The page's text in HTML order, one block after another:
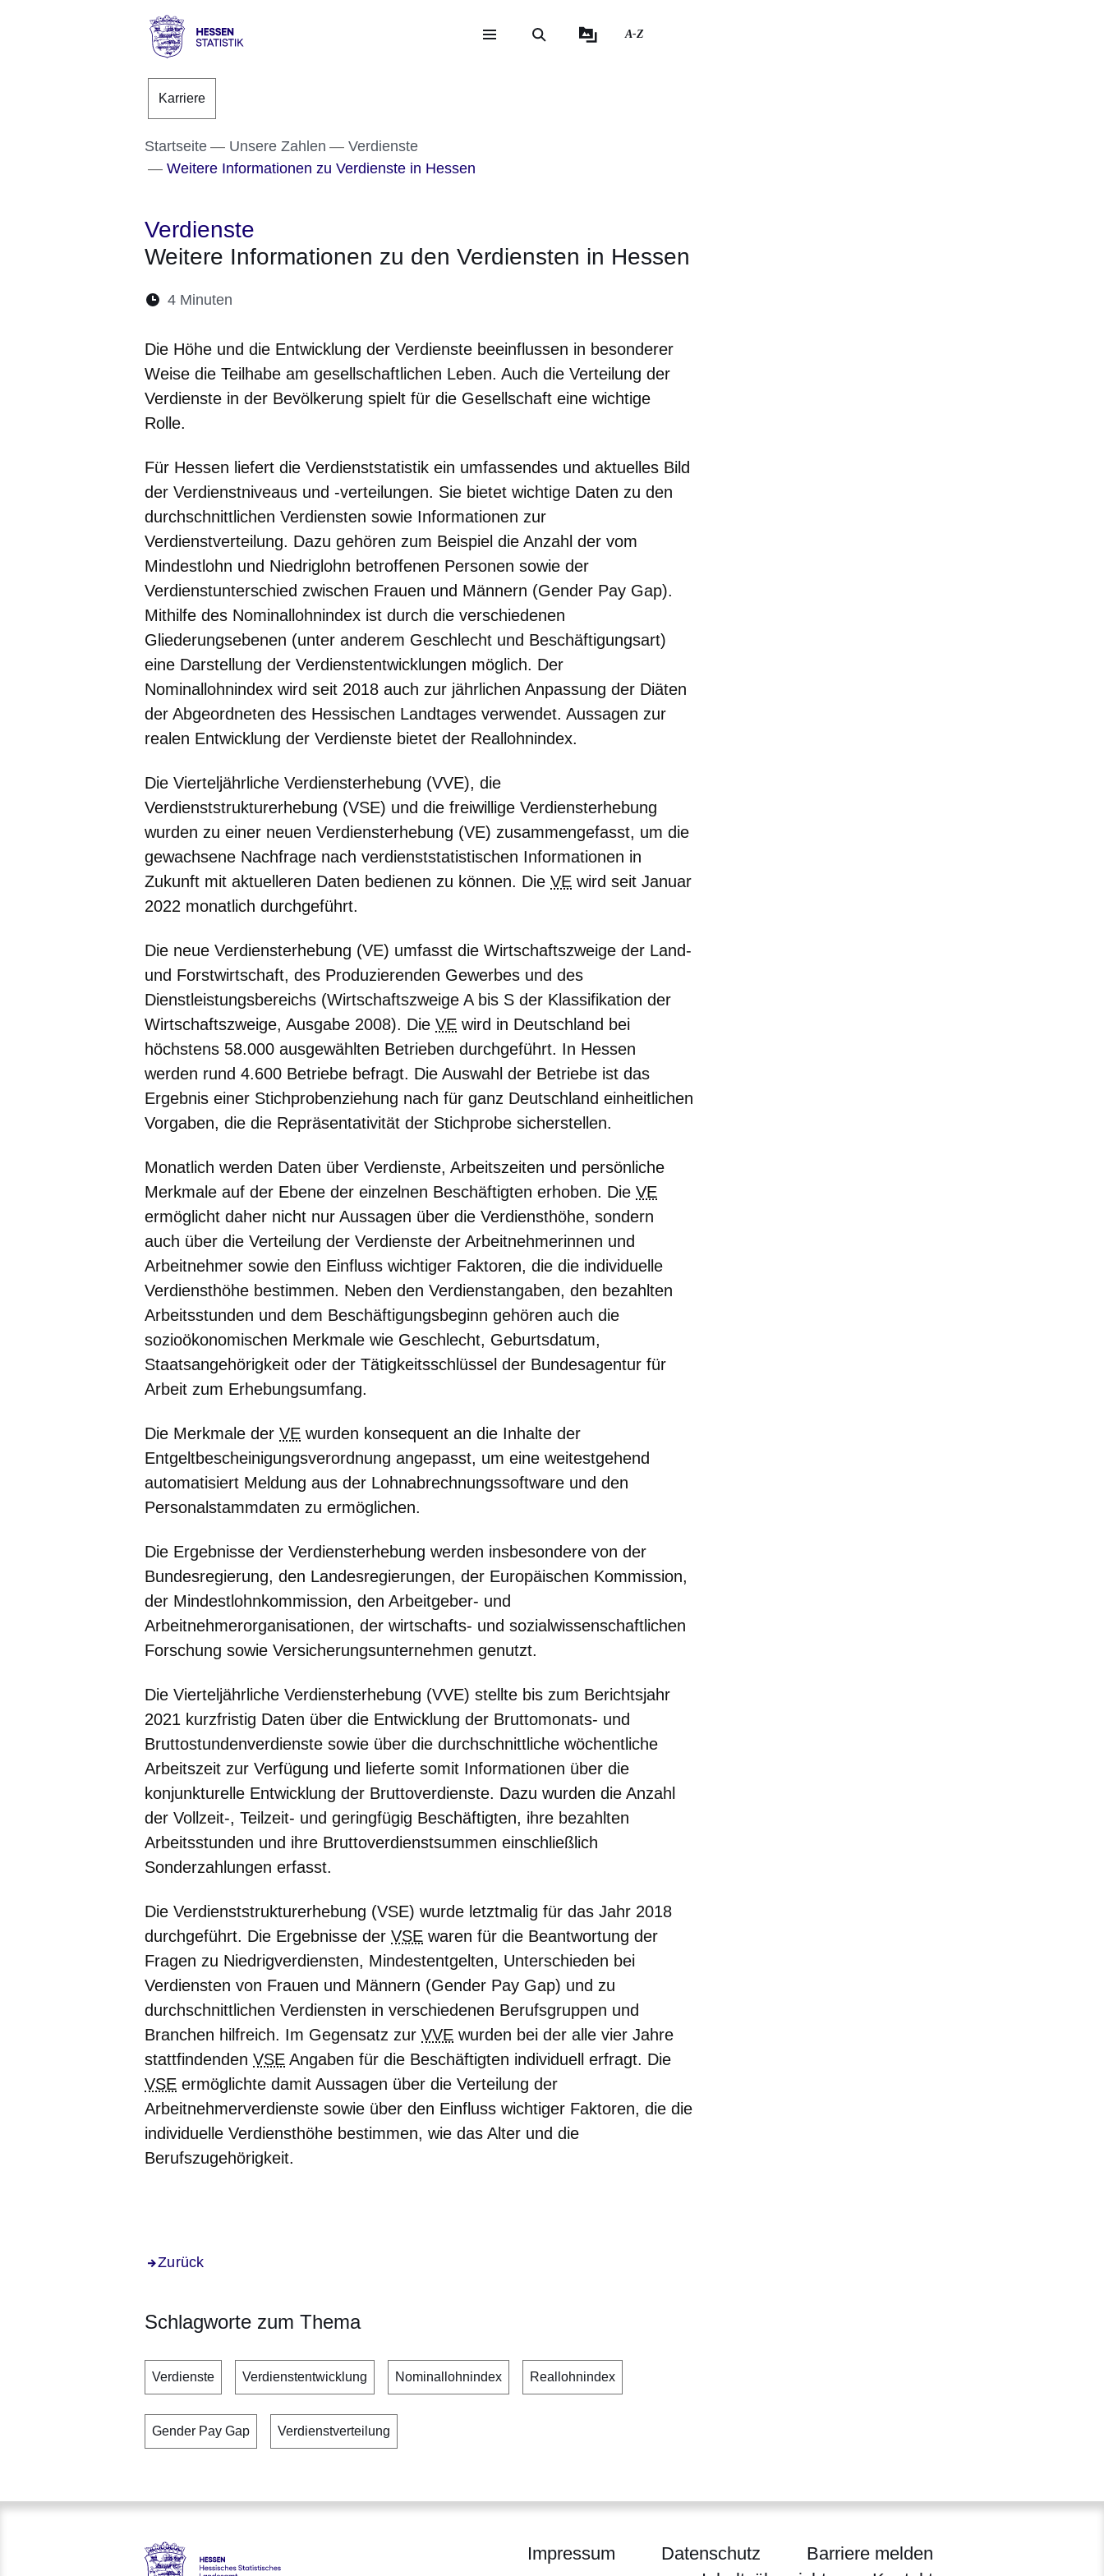
Direkt zum Kopf der Seite
Direkt zum Inhalt
Direkt zum Fuß der Seite
Statistik
A-Z
Karriere
Startseite Unsere Zahlen
Verdienste
Weitere Informationen zu Verdienste in Hessen
Verdienste
Weitere Informationen zu den Verdiensten in Hessen
Lesedauer:
4 Minuten
Die Höhe und die Entwicklung der Verdienste beeinflussen in besonderer
Weise die Teilhabe am gesellschaftlichen Leben. Auch die Verteilung der
Verdienste in der Bevölkerung spielt für die Gesellschaft eine wichtige
Rolle.
Für Hessen liefert die Verdienststatistik ein umfassendes und aktuelles Bild
der Verdienstniveaus und -verteilungen. Sie bietet wichtige Daten zu den
durchschnittlichen Verdiensten sowie Informationen zur
Verdienstverteilung. Dazu gehören zum Beispiel die Anzahl der vom
Mindestlohn und Niedriglohn betroffenen Personen sowie der
Verdienstunterschied zwischen Frauen und Männern (Gender Pay Gap).
Mithilfe des Nominallohnindex ist durch die verschiedenen
Gliederungsebenen (unter anderem Geschlecht und Beschäftigungsart)
eine Darstellung der Verdienstentwicklungen möglich. Der
Nominallohnindex wird seit 2018 auch zur jährlichen Anpassung der Diäten
der Abgeordneten des Hessischen Landtages verwendet. Aussagen zur
realen Entwicklung der Verdienste bietet der Reallohnindex.
Die Vierteljährliche Verdiensterhebung (VVE), die
Verdienststrukturerhebung (VSE) und die freiwillige Verdiensterhebung
wurden zu einer neuen Verdiensterhebung (VE) zusammengefasst, um die
gewachsene Nachfrage nach verdienststatistischen Informationen in
Zukunft mit aktuelleren Daten bedienen zu können. Die VE wird seit Januar
2022 monatlich durchgeführt.
Die neue Verdiensterhebung (VE) umfasst die Wirtschaftszweige der Land-
und Forstwirtschaft, des Produzierenden Gewerbes und des
Dienstleistungsbereichs (Wirtschaftszweige A bis S der Klassifikation der
Wirtschaftszweige, Ausgabe 2008). Die VE wird in Deutschland bei
höchstens 58.000 ausgewählten Betrieben durchgeführt. In Hessen
werden rund 4.600 Betriebe befragt. Die Auswahl der Betriebe ist das
Ergebnis einer Stichprobenziehung nach für ganz Deutschland einheitlichen
Vorgaben, die die Repräsentativität der Stichprobe sicherstellen.
Monatlich werden Daten über Verdienste, Arbeitszeiten und persönliche
Merkmale auf der Ebene der einzelnen Beschäftigten erhoben. Die VE
ermöglicht daher nicht nur Aussagen über die Verdiensthöhe, sondern
auch über die Verteilung der Verdienste der Arbeitnehmerinnen und
Arbeitnehmer sowie den Einfluss wichtiger Faktoren, die die individuelle
Verdiensthöhe bestimmen. Neben den Verdienstangaben, den bezahlten
Arbeitsstunden und dem Beschäftigungsbeginn gehören auch die
sozioökonomischen Merkmale wie Geschlecht, Geburtsdatum,
Staatsangehörigkeit oder der Tätigkeitsschlüssel der Bundesagentur für
Arbeit zum Erhebungsumfang.
Die Merkmale der VE wurden konsequent an die Inhalte der
Entgeltbescheinigungsverordnung angepasst, um eine weitestgehend
automatisiert Meldung aus der Lohnabrechnungssoftware und den
Personalstammdaten zu ermöglichen.
Die Ergebnisse der Verdiensterhebung werden insbesondere von der
Bundesregierung, den Landesregierungen, der Europäischen Kommission,
der Mindestlohnkommission, den Arbeitgeber- und
Arbeitnehmerorganisationen, der wirtschafts- und sozialwissenschaftlichen
Forschung sowie Versicherungsunternehmen genutzt.
Die Vierteljährliche Verdiensterhebung (VVE) stellte bis zum Berichtsjahr
2021 kurzfristig Daten über die Entwicklung der Bruttomonats- und
Bruttostundenverdienste sowie über die durchschnittliche wöchentliche
Arbeitszeit zur Verfügung und lieferte somit Informationen über die
konjunkturelle Entwicklung der Bruttoverdienste. Dazu wurden die Anzahl
der Vollzeit-, Teilzeit- und geringfügig Beschäftigten, ihre bezahlten
Arbeitsstunden und ihre Bruttoverdienstsummen einschließlich
Sonderzahlungen erfasst.
Die Verdienststrukturerhebung (VSE) wurde letztmalig für das Jahr 2018
durchgeführt. Die Ergebnisse der VSE waren für die Beantwortung der
Fragen zu Niedrigverdiensten, Mindestentgelten, Unterschieden bei
Verdiensten von Frauen und Männern (Gender Pay Gap) und zu
durchschnittlichen Verdiensten in verschiedenen Berufsgruppen und
Branchen hilfreich. Im Gegensatz zur VVE wurden bei der alle vier Jahre
stattfindenden VSE Angaben für die Beschäftigten individuell erfragt. Die
VSE ermöglichte damit Aussagen über die Verteilung der
Arbeitnehmerverdienste sowie über den Einfluss wichtiger Faktoren, die die
individuelle Verdiensthöhe bestimmen, wie das Alter und die
Berufszugehörigkeit.
Zurück
Schlagworte zum Thema
Verdienste Verdienstentwicklung Nominallohnindex Reallohnindex
Gender Pay Gap Verdienstverteilung
Impressum Datenschutz
Barriere melden